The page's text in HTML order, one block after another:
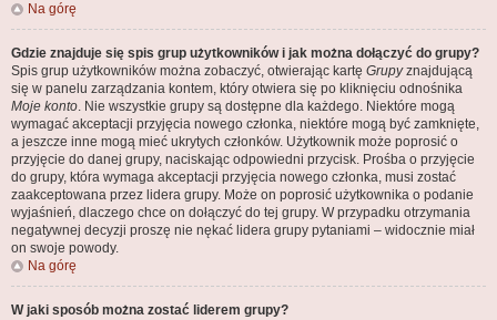
Na górę
Gdzie znajduje się spis grup użytkowników i jak można dołączyć do grupy?
Spis grup użytkowników można zobaczyć, otwierając kartę Grupyznajdującą
się w panelu zarządzania kontem, który otwiera się po kliknięciu odnośnika
Moje konto. Nie wszystkie grupy są dostępne dla każdego. Niektóre mogą
wymagać akceptacji przyjęcia nowego członka, niektóre mogą być zamknięte,
a jeszcze inne mogą mieć ukrytych członków. Użytkownik może poprosić o
przyjęcie do danej grupy, naciskając odpowiedni przycisk. Prośba o przyjęcie
do grupy, która wymaga akceptacji przyjęcia nowego członka, musi zostać
zaakceptowana przez lidera grupy. Może on poprosić użytkownika o podanie
wyjaśnień, dlaczego chce on dołączyć do tej grupy. W przypadku otrzymania
negatywnej decyzji proszę nie nękać lidera grupy pytaniami – widocznie miał
on swoje powody.
Na górę
W jaki sposób można zostać liderem grupy?